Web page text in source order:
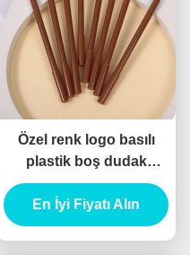
Özel renk logo basılı
plastik boş dudak
kaplama tüpü paket
kaplama ince lipliner
tüpü
En İyi Fiyatı Alın